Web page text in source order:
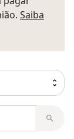
Saiba